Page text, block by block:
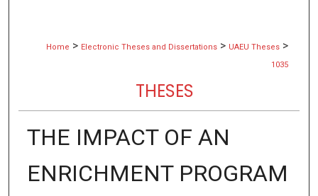
Home > Electronic Theses and Dissertations > UAEU Theses >
1035
THESES
THE IMPACT OF AN
ENRICHMENT PROGRAM